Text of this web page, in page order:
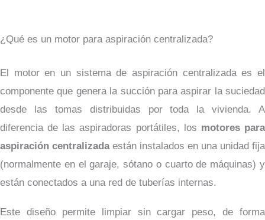
¿Qué es un motor para aspiración centralizada?
El motor en un sistema de aspiración centralizada es el
componente que genera la succión para aspirar la suciedad
desde las tomas distribuidas por toda la vivienda. A
diferencia de las aspiradoras portátiles, los motores para
aspiración centralizadaestán instalados en una unidad fija
(normalmente en el garaje, sótano o cuarto de máquinas) y
están conectados a una red de tuberías internas.
Este diseño permite limpiar sin cargar peso, de forma